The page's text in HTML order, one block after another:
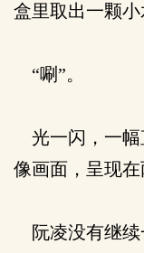
盒里取出一颗小
“唰”。
光一闪，一幅
像画面，呈现在
阮凌没有继续